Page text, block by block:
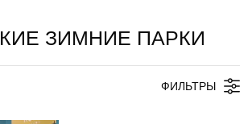
ЗИМНИЕ ПАРКИ
ФИЛЬТРЫ